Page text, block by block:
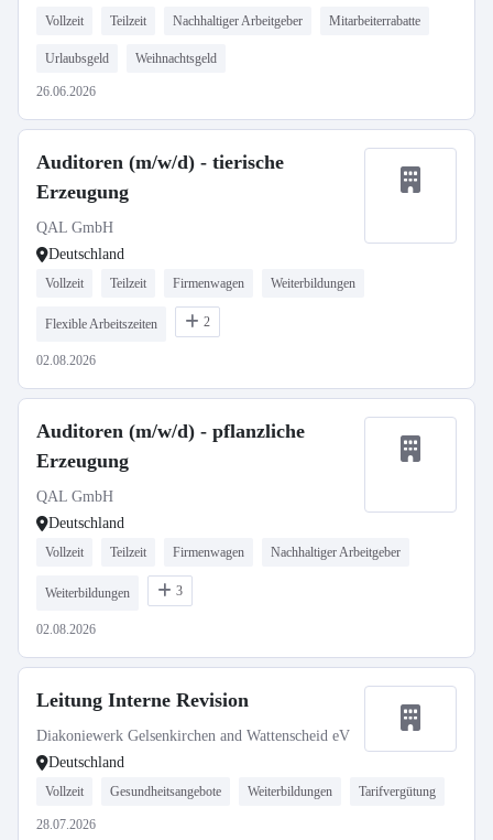
Vollzeit Teilzeit Nachhaltiger Arbeitgeber Mitarbeiterrabatte
Urlaubsgeld Weihnachtsgeld
26.06.2026
Auditoren (m/w/d) - tierische
Erzeugung
QAL GmbH
Deutschland
Vollzeit Teilzeit Firmenwagen Weiterbildungen
Flexible Arbeitszeiten 2
02.08.2026
Auditoren (m/w/d) - pflanzliche
Erzeugung
QAL GmbH
Deutschland
Vollzeit Teilzeit Firmenwagen Nachhaltiger Arbeitgeber
Weiterbildungen 3
02.08.2026
Leitung Interne Revision
Diakoniewerk Gelsenkirchen and Wattenscheid eV
Deutschland
Vollzeit Gesundheitsangebote Weiterbildungen Tarifvergütung
28.07.2026